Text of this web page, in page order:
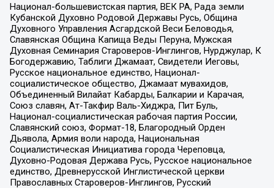
Национал-большевистская партия, ВЕК РА, Рада земли
Кубанской Духовно Родовой Державы Русь, Община
Духовного Управления Асгардской Веси Беловодья,
Славянская Община Капища Веды Перуна, Мужская
Духовная Семинария Староверов-Инглингов, Нурджулар, К
Богодержавию, Таблиги Джамаат, Свидетели Иеговы,
Русское национальное единство, Национал-
социалистическое общество, Джамаат мувахидов,
Объединенный Вилайат Кабарды, Балкарии и Карачая,
Союз славян, Ат-Такфир Валь-Хиджра, Пит Буль,
Национал-социалистическая рабочая партия России,
Славянский союз, Формат-18, Благородный Орден
Дьявола, Армия воли народа, Национальная
Социалистическая Инициатива города Череповца,
Духовно-Родовая Держава Русь, Русское национальное
единство, Древнерусской Инглистической церкви
Православных Староверов-Инглингов, Русский